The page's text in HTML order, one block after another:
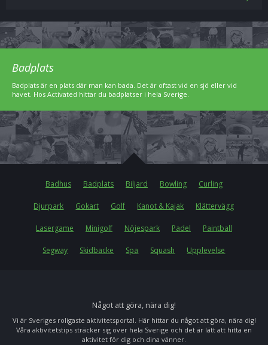
Badplats
Badplats är en plats där man kan bada. Det är oftast vid en sjö eller vid
havet. Hos Activated hittar du badplatser i hela Sverige.
Badhus Badplats Biljard Bowling Curling
Djurpark Gokart Golf Kanot & Kajak Klättervägg
Lasergame Minigolf Nöjespark Padel Paintball
Segway Skidbacke Spa Squash Upplevelse
Något att göra, nära dig!
Vi är Sveriges roligaste aktivitetsportal. Här hittar du något att göra, nära dig!
Våra aktivitetstips sträcker sig över hela Sverige och det är lätt att hitta en
aktivitet för dig och dina vänner.